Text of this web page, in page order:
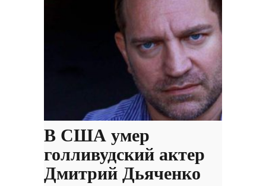
В США умер
голливудский актер
Дмитрий Дьяченко